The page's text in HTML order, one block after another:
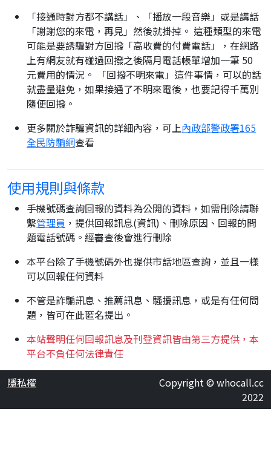
「接通時對方都不講話」、「播放一段音樂」或是講話
「謝謝您的來電，再見」然後就掛掉。 這種類型的來電
可能是要誘騙對方回撥「高收費的付費電話」，在網路
上有網友就有碰過回撥之後隔月電話帳單增加一筆 50
元費用的情況。 「回撥不明來電」這件事情，可以的話
就盡量避免，如果接通了不明來電後，也要記得千萬別
隨便回撥。
更多關於詐騙資訊的詳細內容，可上內政部警政署165
全民防騙網查看
使用規則與條款
手機號碼查詢回報的資料為公開的資料，如需刪除請聯
繫管理員 ，提供回報訊息(資訊)、刪除原因、回報的問
題電話號碼。經審查後會進行刪除
本平台除了手機號碼外也提供市話地區查詢，並且一樣
可以回報任何資料
不管是詐騙訊息、推薦訊息、騷擾訊息，或是有任何問
題，皆可在此匿名提出。
本站聲明任何回報訊息及刊登資訊皆由第三方提供，本
平台不負任何法律責任
隱私權
Copyright © whocall.cc
2022